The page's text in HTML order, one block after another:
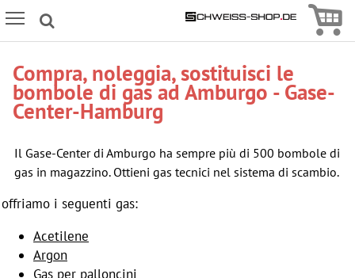
Icon Menu
Compra, noleggia, sostituisci le
bombole di gas ad Amburgo - Gase-
Center-Hamburg
Il Gase-Center di Amburgo ha sempre più di 500 bombole di
gas in magazzino. Ottieni gas tecnici nel sistema di scambio.
offriamo i seguenti gas:
Acetilene
Argon
Gas per palloncini